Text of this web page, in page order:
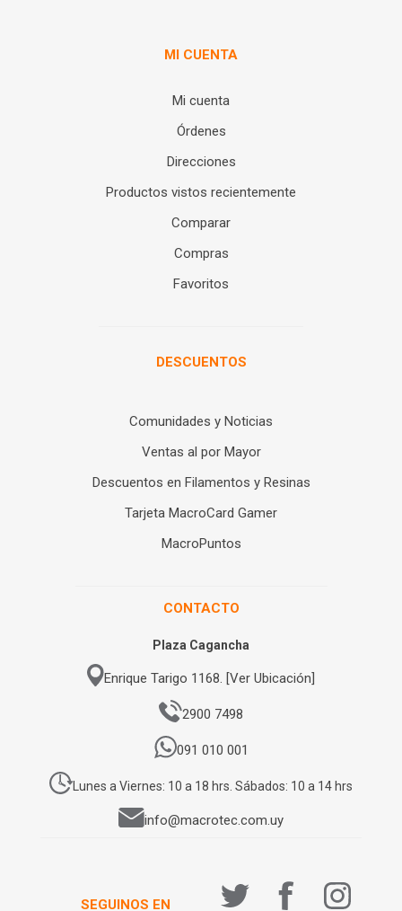
MI CUENTA
Mi cuenta
Órdenes
Direcciones
Productos vistos recientemente
Comparar
Compras
Favoritos
DESCUENTOS
Comunidades y Noticias
Ventas al por Mayor
Descuentos en Filamentos y Resinas
Tarjeta MacroCard Gamer
MacroPuntos
CONTACTO
Plaza Cagancha
Enrique Tarigo 1168. [Ver Ubicación]
2900 7498
091 010 001
Lunes a Viernes: 10 a 18 hrs. Sábados: 10 a 14 hrs
info@macrotec.com.uy
SEGUINOS EN